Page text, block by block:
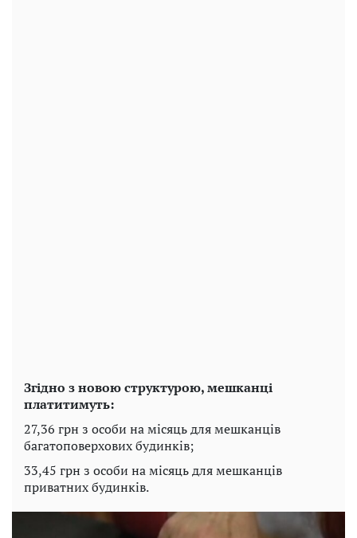
Згідно з новою структурою, мешканці
платитимуть:
27,36 грн з особи на місяць для мешканців
багатоповерхових будинків;
33,45 грн з особи на місяць для мешканців
приватних будинків.